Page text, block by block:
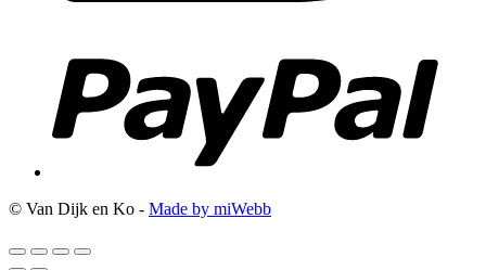
© Van Dijk en Ko - Made by miWebb